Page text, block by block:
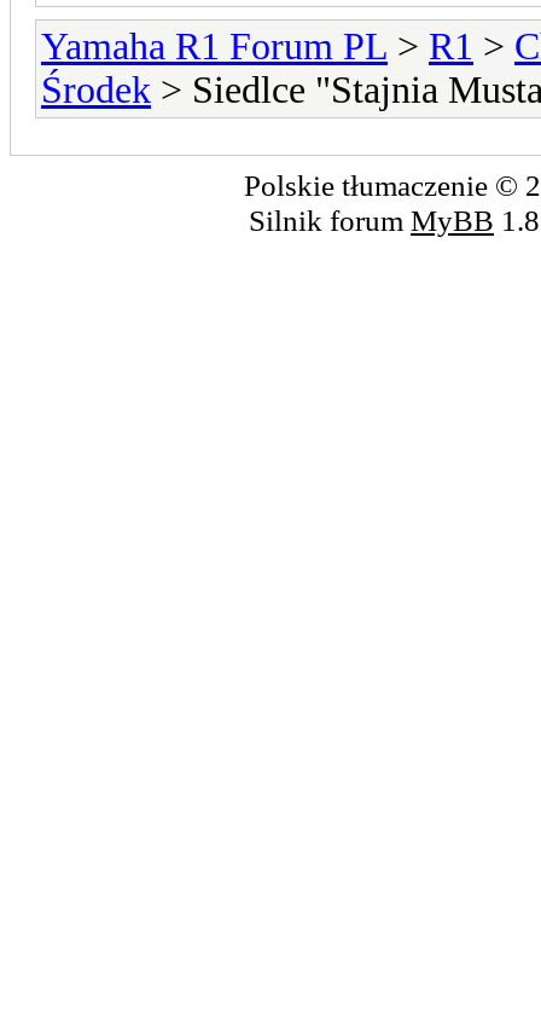
Yamaha R1 Forum PL > R1 >
Środek > Siedlce "Stajnia
Polskie tłumaczenie ©
Silnik forum MyBB